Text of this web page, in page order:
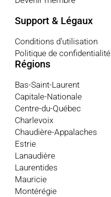
Support & Légaux
Conditions d'utilisation
Politique de confidentialité
Régions
Bas-Saint-Laurent
Capitale-Nationale
Centre-du-Québec
Charlevoix
Chaudière-Appalaches
Estrie
Lanaudière
Laurentides
Mauricie
Montérégie